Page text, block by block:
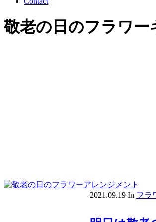
敬老の日のフラワー
2021.09.19 In フラ